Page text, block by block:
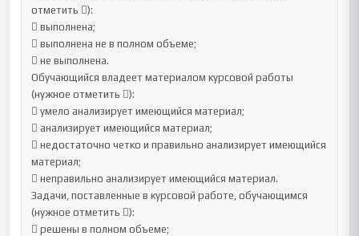
отметить ):
 выполнена;
 выполнена не в полном объеме;
 не выполнена.
Обучающийся владеет материалом курсовой работы
(нужное отметить ):
 умело анализирует имеющийся материал;
 анализирует имеющийся материал;
 недостаточно четко и правильно анализирует имеющийся
материал;
 неправильно анализирует имеющийся материал.
Задачи, поставленные в курсовой работе, обучающимся
(нужное отметить ):
 решены в полном объеме;